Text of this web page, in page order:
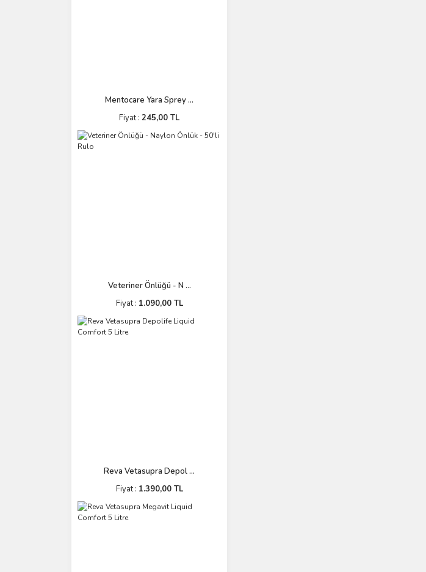
Mentocare Yara Sprey ...
Fiyat : 245,00 TL
Veteriner Önlüğü - N ...
Fiyat : 1.090,00 TL
Reva Vetasupra Depol ...
Fiyat : 1.390,00 TL